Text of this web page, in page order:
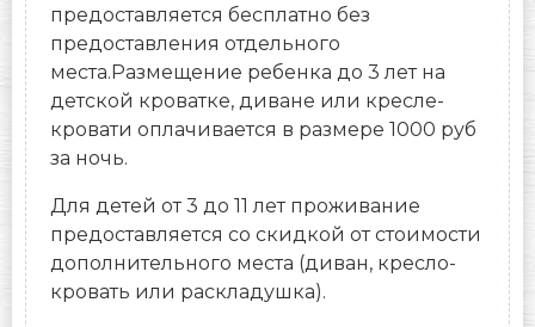
предоставляется бесплатно без
предоставления отдельного
места.Размещение ребенка до 3 лет на
детской кроватке, диване или кресле-
кровати оплачивается в размере 1000 руб
за ночь.
Для детей от 3 до 11 лет проживание
предоставляется со скидкой от стоимости
дополнительного места (диван, кресло-
кровать или раскладушка).